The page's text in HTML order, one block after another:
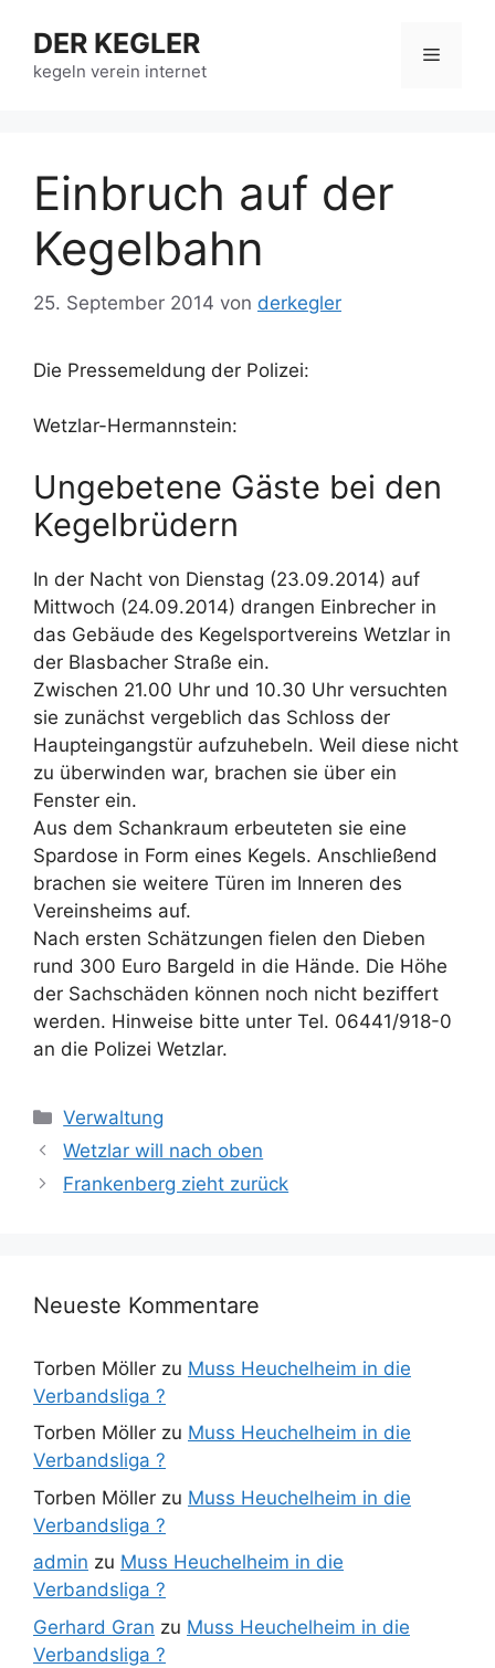
Inhalt
springen
DER KEGLER
kegeln verein internet
Menü
Einbruch auf der
Kegelbahn
25. September 2014 von derkegler
Die Pressemeldung der Polizei:
Wetzlar-Hermannstein:
Ungebetene Gäste bei den
Kegelbrüdern
In der Nacht von Dienstag (23.09.2014) auf
Mittwoch (24.09.2014) drangen Einbrecher in
das Gebäude des Kegelsportvereins Wetzlar in
der Blasbacher Straße ein.
Zwischen 21.00 Uhr und 10.30 Uhr versuchten
sie zunächst vergeblich das Schloss der
Haupteingangstür aufzuhebeln. Weil diese nicht
zu überwinden war, brachen sie über ein
Fenster ein.
Aus dem Schankraum erbeuteten sie eine
Spardose in Form eines Kegels. Anschließend
brachen sie weitere Türen im Inneren des
Vereinsheims auf.
Nach ersten Schätzungen fielen den Dieben
rund 300 Euro Bargeld in die Hände. Die Höhe
der Sachschäden können noch nicht beziffert
werden. Hinweise bitte unter Tel. 06441/918-0
an die Polizei Wetzlar.
Kategorien
Verwaltung
Wetzlar will nach oben
Frankenberg zieht zurück
Neueste Kommentare
Torben Möller zu Muss Heuchelheim in die
Verbandsliga ?
Torben Möller zu Muss Heuchelheim in die
Verbandsliga ?
Torben Möller zu Muss Heuchelheim in die
Verbandsliga ?
admin zu Muss Heuchelheim in die
Verbandsliga ?
Gerhard Gran zu Muss Heuchelheim in die
Verbandsliga ?